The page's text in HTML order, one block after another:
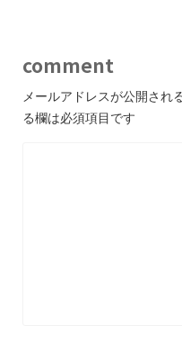
comment
メールアドレスが公開され
る欄は必須項目です